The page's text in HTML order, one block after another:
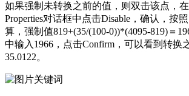
如果强制未转换之前的值，则双击该点，
Properties对话框中点击Disable，确认，按
算，强制值819+(35/(100-0))*(4095-819)＝
中输入1966，点击Confirm，可以看到转换
35.0122。